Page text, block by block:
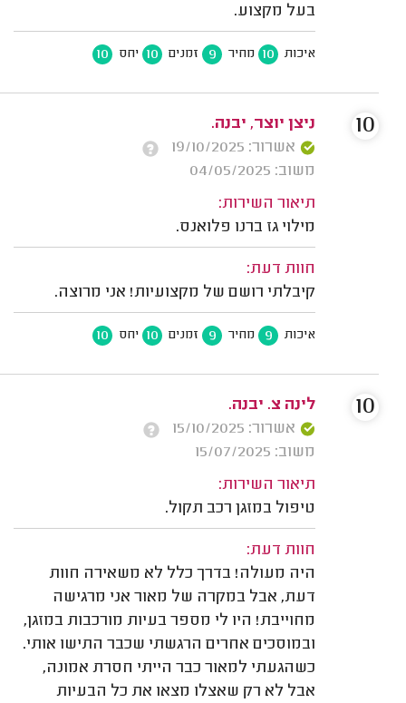
בעל מקצוע.
איכות 10 מחיר 9 זמנים 10 יחס 10
ניצן יוצר, יבנה.
אשרור: 19/10/2025
משוב: 04/05/2025
תיאור השירות:
מילוי גז ברנו פלואנס.
חוות דעת:
קיבלתי רושם של מקצועיות! אני מרוצה.
איכות 9 מחיר 9 זמנים 10 יחס 10
10
לינה צ. יבנה.
אשרור: 15/10/2025
משוב: 15/07/2025
תיאור השירות:
טיפול במזגן רכב תקול.
חוות דעת:
היה מעולה! בדרך כלל לא משאירה חוות
דעת, אבל במקרה של מאור אני מרגישה
מחוייבת! היו לי מספר בעיות מורכבות במזגן,
ובמוסכים אחרים הרגשתי שכבר התישו אותי.
כשהגעתי למאור כבר הייתי חסרת אמונה,
אבל לא רק שאצלו מצאו את כל הבעיות
10